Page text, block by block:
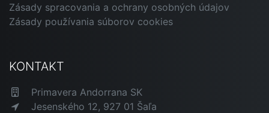
Zásady spracovania a ochrany osobných údajov
Zásady používania súborov cookies
KONTAKT
Primavera Andorrana SK
Jesenského 12, 927 01 Šaľa